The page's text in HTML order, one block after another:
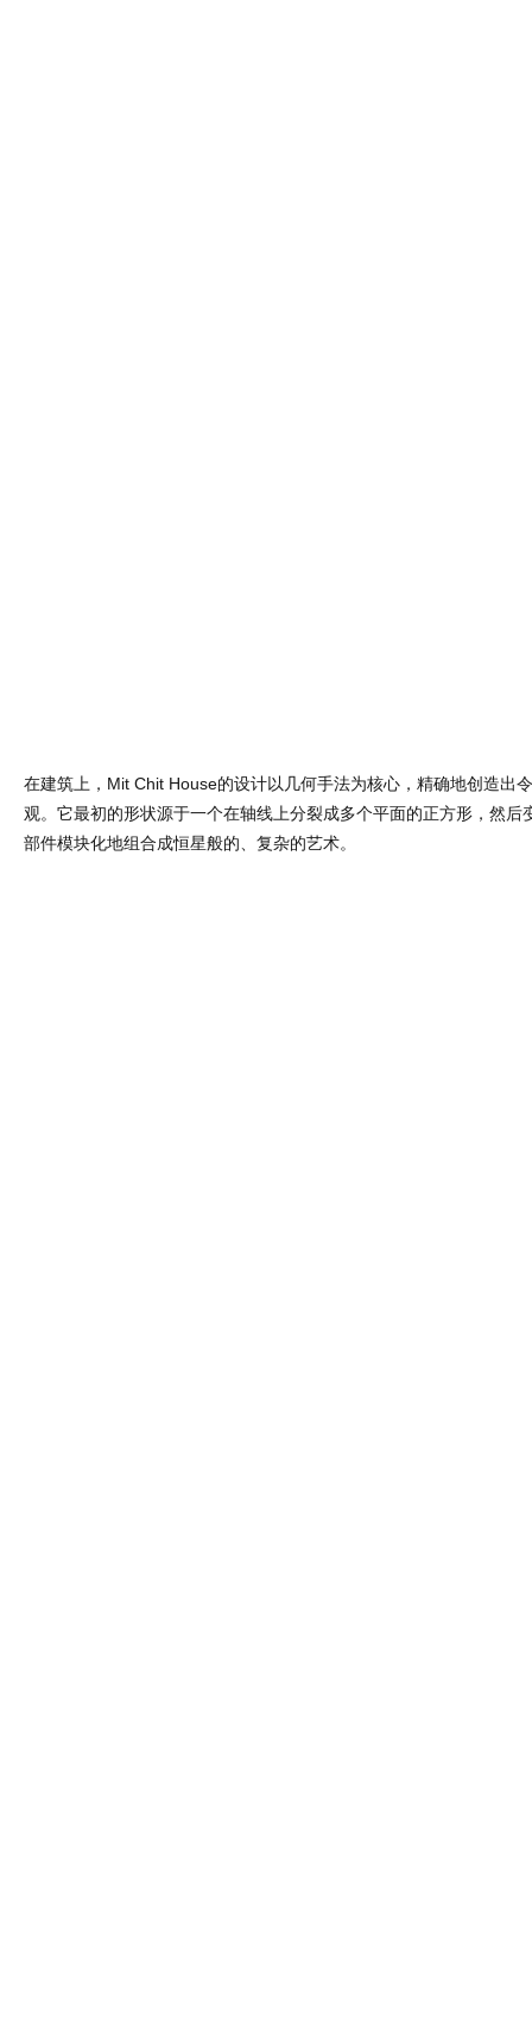
在建筑上，Mit Chit House的设计以几何手法为核心，精确地创造出
观。它最初的形状源于一个在轴线上分裂成多个平面的正方形，然后
部件模块化地组合成恒星般的、复杂的艺术。